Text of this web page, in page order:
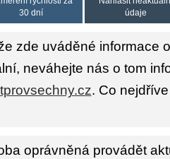
30 dní
údaje
zde uváděné informace
neváhejte nás o tom
. Co
oprávněná provádět